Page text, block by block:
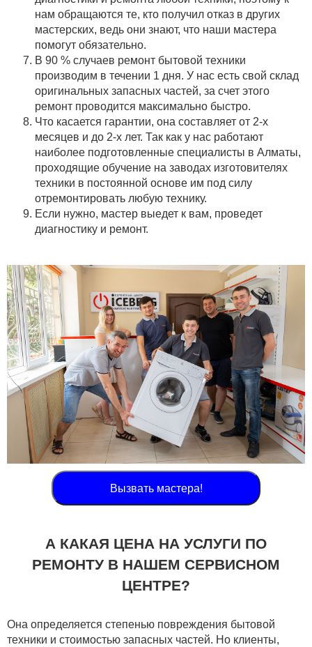
нам обращаются те, кто получил отказ в других
мастерских, ведь они знают, что наши мастера
помогут обязательно.
В 90 % случаев ремонт бытовой техники
производим в течении 1 дня. У нас есть свой склад
оригинальных запасных частей, за счет этого
ремонт проводится максимально быстро.
Что касается гарантии, она составляет от 2-х
месяцев и до 2-х лет. Так как у нас работают
наиболее подготовленные специалисты в Алматы,
проходящие обучение на заводах изготовителях
техники в постоянной основе им под силу
отремонтировать любую технику.
Если нужно, мастер выедет к вам, проведет
диагностику и ремонт.
Вызвать мастера!
А КАКАЯ ЦЕНА НА УСЛУГИ ПО
РЕМОНТУ В НАШЕМ СЕРВИСНОМ
ЦЕНТРЕ?
Она определяется степенью повреждения бытовой
техники и стоимостью запасных частей. Но клиенты,